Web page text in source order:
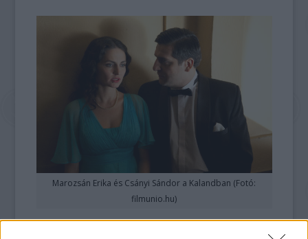
Marozsán Erika és Csányi Sándor a Kalandban (Fotó:
filmunio.hu)